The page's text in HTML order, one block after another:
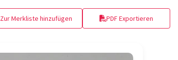
Zur Merkliste hinzufügen PDF Exportieren